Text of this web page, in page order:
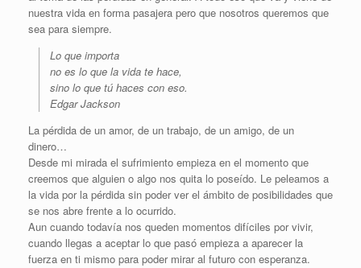
nuestra vida en forma pasajera pero que nosotros queremos que
sea para siempre.
Lo que importa
no es lo que la vida te hace,
sino lo que tú haces con eso.
Edgar Jackson
La pérdida de un amor, de un trabajo, de un amigo, de un
dinero…
Desde mi mirada el sufrimiento empieza en el momento que
creemos que alguien o algo nos quita lo poseído. Le peleamos a
la vida por la pérdida sin poder ver el ámbito de posibilidades que
se nos abre frente a lo ocurrido.
Aun cuando todavía nos queden momentos difíciles por vivir,
cuando llegas a aceptar lo que pasó empieza a aparecer la
fuerza en ti mismo para poder mirar al futuro con esperanza.